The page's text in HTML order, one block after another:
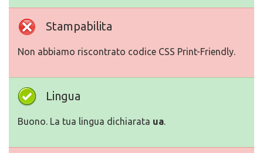
Stampabilita
Non abbiamo riscontrato codice CSS Print-Friendly.
Lingua
Buono. La tua lingua dichiarata ua.